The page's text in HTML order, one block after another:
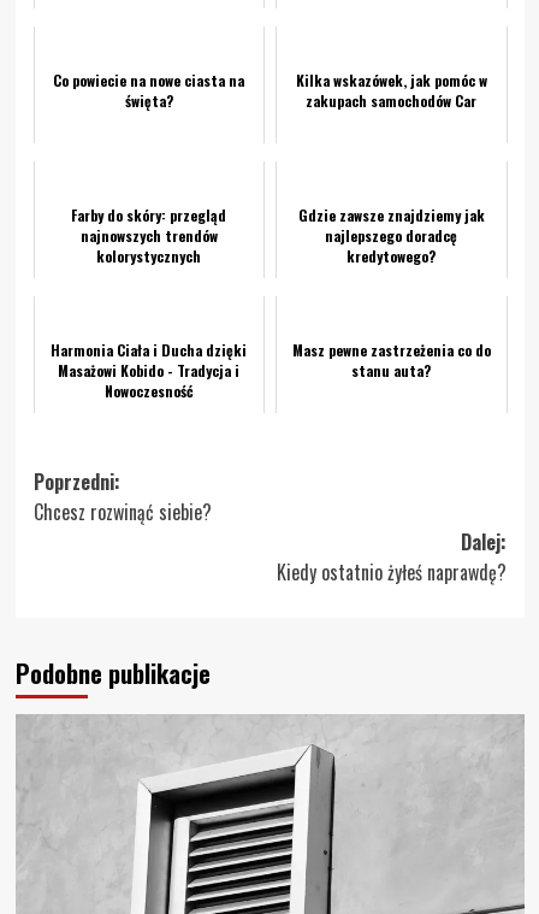
Co powiecie na nowe ciasta na
święta?
Kilka wskazówek, jak pomóc w
zakupach samochodów Car
Farby do skóry: przegląd
najnowszych trendów
kolorystycznych
Gdzie zawsze znajdziemy jak
najlepszego doradcę
kredytowego?
Harmonia Ciała i Ducha dzięki
Masażowi Kobido - Tradycja i
Nowoczesność
Masz pewne zastrzeżenia co do
stanu auta?
Zobacz
wpisy
Poprzedni:
Chcesz rozwinąć siebie?
Dalej:
Kiedy ostatnio żyłeś naprawdę?
Podobne publikacje